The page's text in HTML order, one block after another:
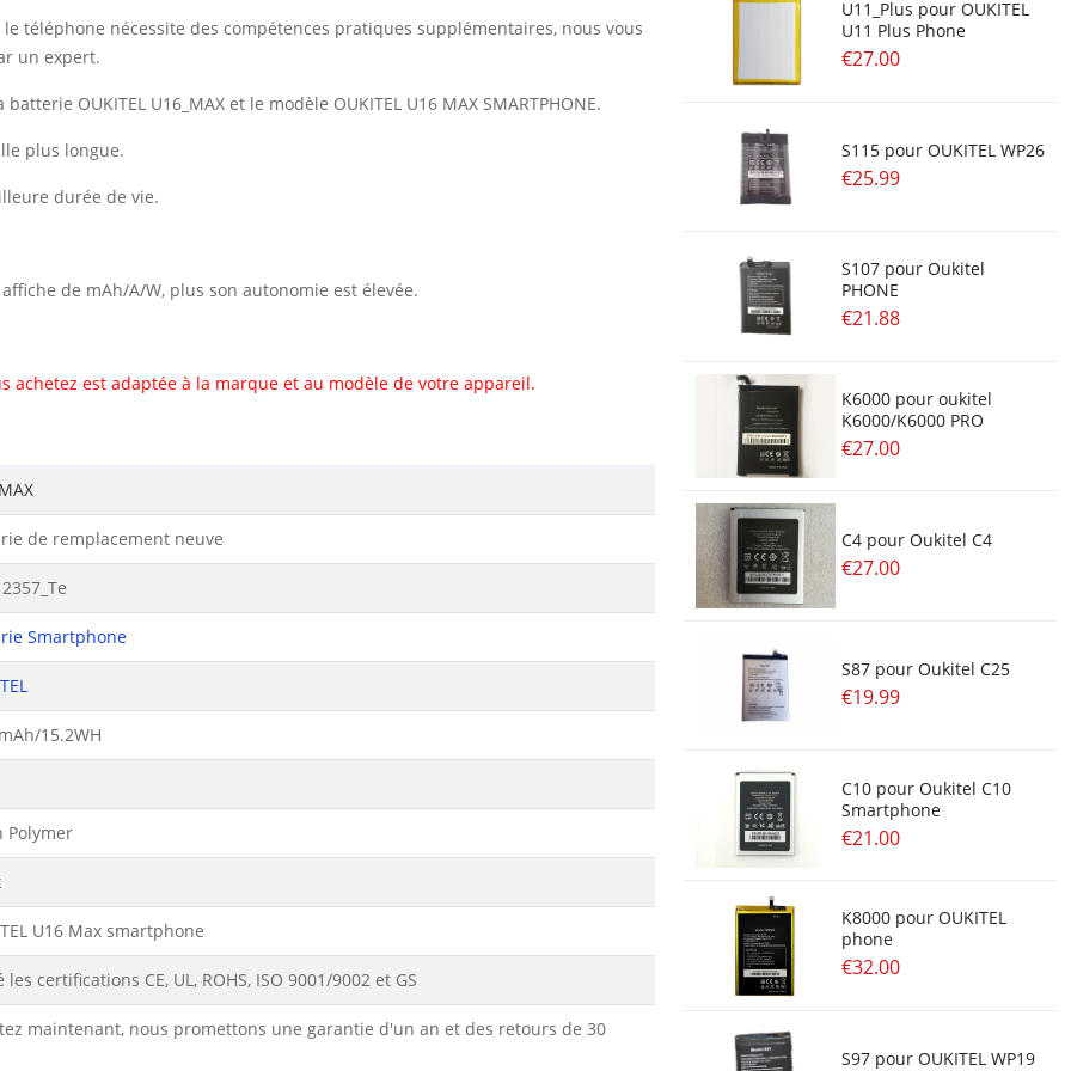
téléphone nécessite des compétences pratiques supplémentaires, nous vous
un expert.
OUKITEL U16_MAX et le modèle OUKITEL U16 MAX SMARTPHONE.
plus longue.
durée de vie.
de mAh/A/W, plus son autonomie est élevée.
est adaptée à la marque et au modèle de votre appareil.
de remplacement neuve
Smartphone
15.2WH
Polymer
U16 Max smartphone
les certifications CE, UL, ROHS, ISO 9001/9002 et GS
maintenant, nous promettons une garantie d'un an et des retours de 30
U11_Plus pour OUKITEL
U11 Plus Phone
€27.00
S115 pour OUKITEL WP26
€25.99
S107 pour Oukitel
PHONE
€21.88
K6000 pour oukitel
K6000/K6000 PRO
€27.00
C4 pour Oukitel C4
€27.00
S87 pour Oukitel C25
€19.99
C10 pour Oukitel C10
Smartphone
€21.00
K8000 pour OUKITEL
phone
€32.00
S97 pour OUKITEL WP19